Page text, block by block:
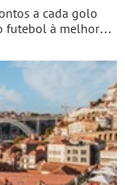
a cada golo
futebol à melhor
nas
o Mundial de
oficial dos
que combina
jogo, bites
a equipa e
de Portugal é